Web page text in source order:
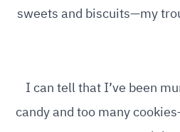
sweets and biscuits—my
.I can tell that I’ve been
candy and too many